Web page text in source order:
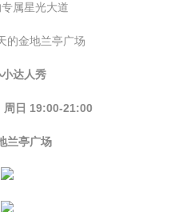
属星光大道
的金地兰亭广场
达人秀
周日 19:00-21:00
兰亭广场